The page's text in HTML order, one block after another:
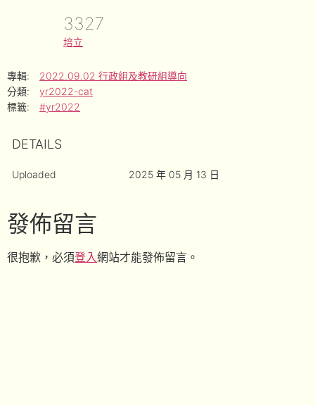
3327
培立
專輯:
2022.09.02 行政組及教研組導向
分類:
yr2022-cat
標籤:
#yr2022
DETAILS
Uploaded 2025 年 05 月 13 日
發佈留言
很抱歉，必須登入網站才能發佈留言。